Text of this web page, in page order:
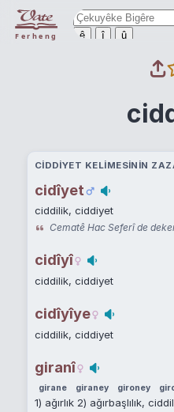
Ferheng ê î û
CIDDIYET KELIMESININ
cidîyet
ciddilik, ciddiyet
Cematê Hac Seferî de
cidîyî
ciddilik, ciddiyet
cidîyîye
ciddilik, ciddiyet
giranî
girane giraney gironey
1) ağırlık 2) ağırbaşlılık,